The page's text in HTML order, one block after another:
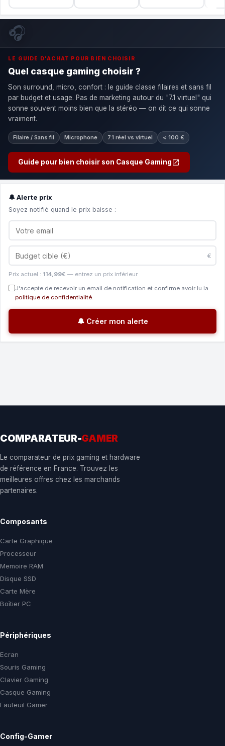
🎧
LE GUIDE D'ACHAT POUR BIEN CHOISIR
Quel casque gaming choisir ?
Son surround, micro, confort : le guide classe filaires et sans fil
par budget et usage. Pas de marketing autour du "7.1 virtuel" qui
sonne souvent moins bien que la stéréo — on dit ce qui sonne
vraiment.
Filaire / Sans fil Microphone 7.1 réel vs virtuel < 100 €
Guide pour bien choisir son Casque Gaming
🔔 Alerte prix
Soyez notifié quand le prix baisse :
€
Prix actuel : 114,99€ — entrez un prix inférieur
J'accepte de recevoir un email de notification et confirme avoir lu la
politique de confidentialité.
🔔 Créer mon alerte
COMPARATEUR-GAMER
Le comparateur de prix gaming et hardware
de référence en France. Trouvez les
meilleures offres chez les marchands
partenaires.
Composants
Carte Graphique
Processeur
Memoire RAM
Disque SSD
Carte Mère
Boîtier PC
Périphériques
Ecran
Souris Gaming
Clavier Gaming
Casque Gaming
Fauteuil Gamer
Config-Gamer